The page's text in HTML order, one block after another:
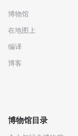
博物馆
在地图上
编译
博客
博物馆目录